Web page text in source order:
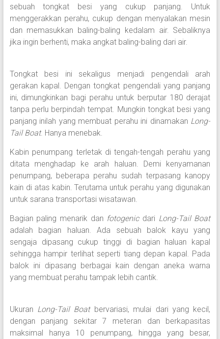
sebuah tongkat besi yang cukup panjang. Untuk
menggerakkan perahu, cukup dengan menyalakan mesin
dan memasukkan baling-baling kedalam air. Sebaliknya
jika ingin berhenti, maka angkat baling-baling dari air.
Tongkat besi ini sekaligus menjadi pengendali arah
gerakan kapal. Dengan tongkat pengendali yang panjang
ini, dimungkinkan bagi perahu untuk berputar 180 derajat
tanpa perlu berpindah tempat. Mungkin tongkat besi yang
panjang inilah yang membuat perahu ini dinamakan Long-
Tail Boat. Hanya menebak.
Kabin penumpang terletak di tengah-tengah perahu yang
ditata menghadap ke arah haluan. Demi kenyamanan
penumpang, beberapa perahu sudah terpasang kanopy
kain di atas kabin. Terutama untuk perahu yang digunakan
untuk sarana transportasi wisatawan.
Bagian paling menarik dan fotogenicdari Long-Tail Boat
adalah bagian haluan. Ada sebuah balok kayu yang
sengaja dipasang cukup tinggi di bagian haluan kapal
sehingga hampir terlihat seperti tiang depan kapal. Pada
balok ini dipasang berbagai kain dengan aneka warna
yang membuat perahu tampak lebih cantik.
Ukuran Long-Tail Boatbervariasi, mulai dari yang kecil,
dengan panjang sekitar 7 meteran dan berkapasitas
maksimal hanya 10 penumpang, hingga yang besar,